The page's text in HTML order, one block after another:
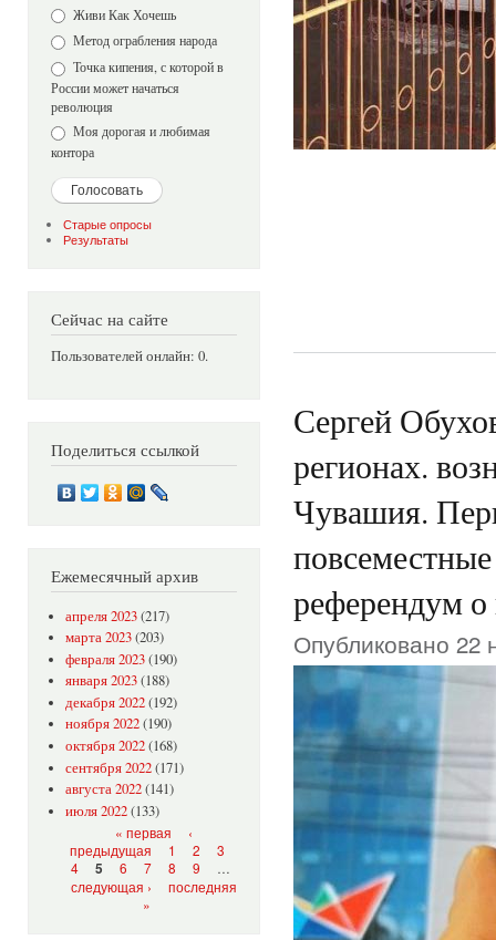
Варианты
Живи Как Хочешь
Метод ограбления народа
Точка кипения, с которой в
России может начаться
революция
Моя дорогая и любимая
контора
Старые опросы
Результаты
Сейчас на сайте
Пользователей онлайн: 0.
Поделиться ссылкой
Ежемесячный архив
апреля 2023(217)
марта 2023(203)
февраля 2023(190)
января 2023(188)
декабря 2022(192)
ноября 2022(190)
октября 2022(168)
сентября 2022(171)
августа 2022(141)
июля 2022(133)
Страницы« первая
‹
предыдущая
1 2
3
4
5 6 7 8 9
…
следующая ›
последняя
»
Сергей
регионах.
Чувашия.
референдум о
Опубликовано 22